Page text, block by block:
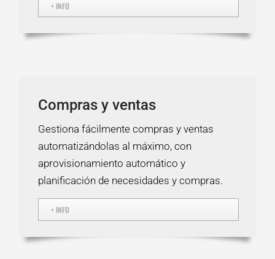
+ INFO
Compras y ventas
Gestiona fácilmente compras y ventas
automatizándolas al máximo, con
aprovisionamiento automático y
planificación de necesidades y compras.
+ INFO